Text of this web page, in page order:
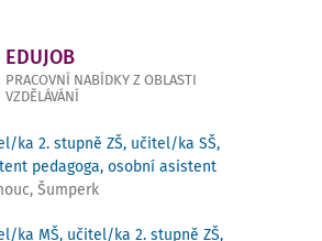
EDUJOB
PRACOVNÍ NABÍDKY Z OBLASTI
VZDĚLÁVÁNÍ
ka 2. stupně ZŠ, učitel/ka SŠ,
pedagoga, osobní asistent
Šumperk
ka MŠ, učitel/ka 2. stupně ZŠ,